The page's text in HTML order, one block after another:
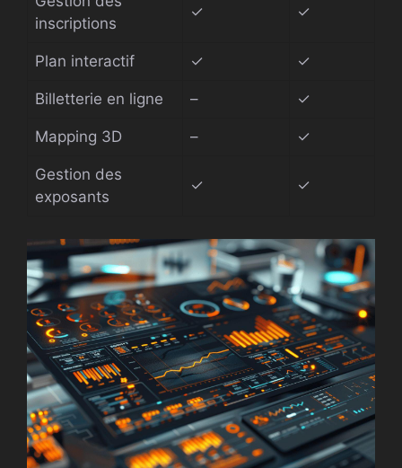
inscriptions
✓ ✓
Plan interactif ✓ ✓
Billetterie en ligne – ✓
Mapping 3D – ✓
Gestion des
exposants
✓ ✓